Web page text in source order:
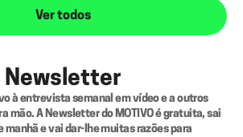
Ver todos
Newsletter
à entrevista semanal em vídeo e a outros
mão. A Newsletter do MOTIVO é gratuita, sai
manhã e vai dar-lhe muitas razões para